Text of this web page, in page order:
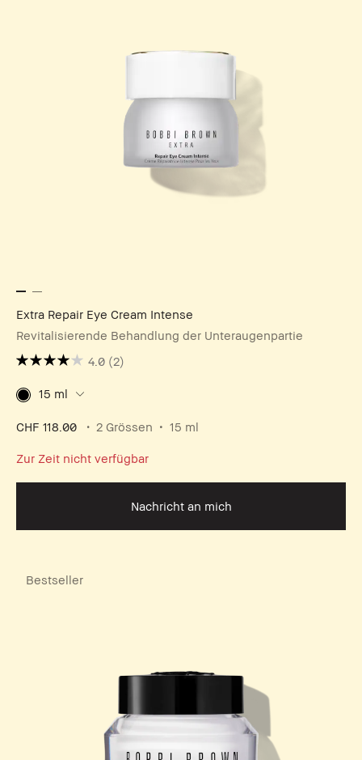
Extra Repair Eye Cream Intense
Revitalisierende Behandlung der Unteraugenpartie
4.0 (2)
15 ml
CHF 118.00 2 Grössen 15 ml
Zur Zeit nicht verfügbar
Nachricht an mich
Bestseller